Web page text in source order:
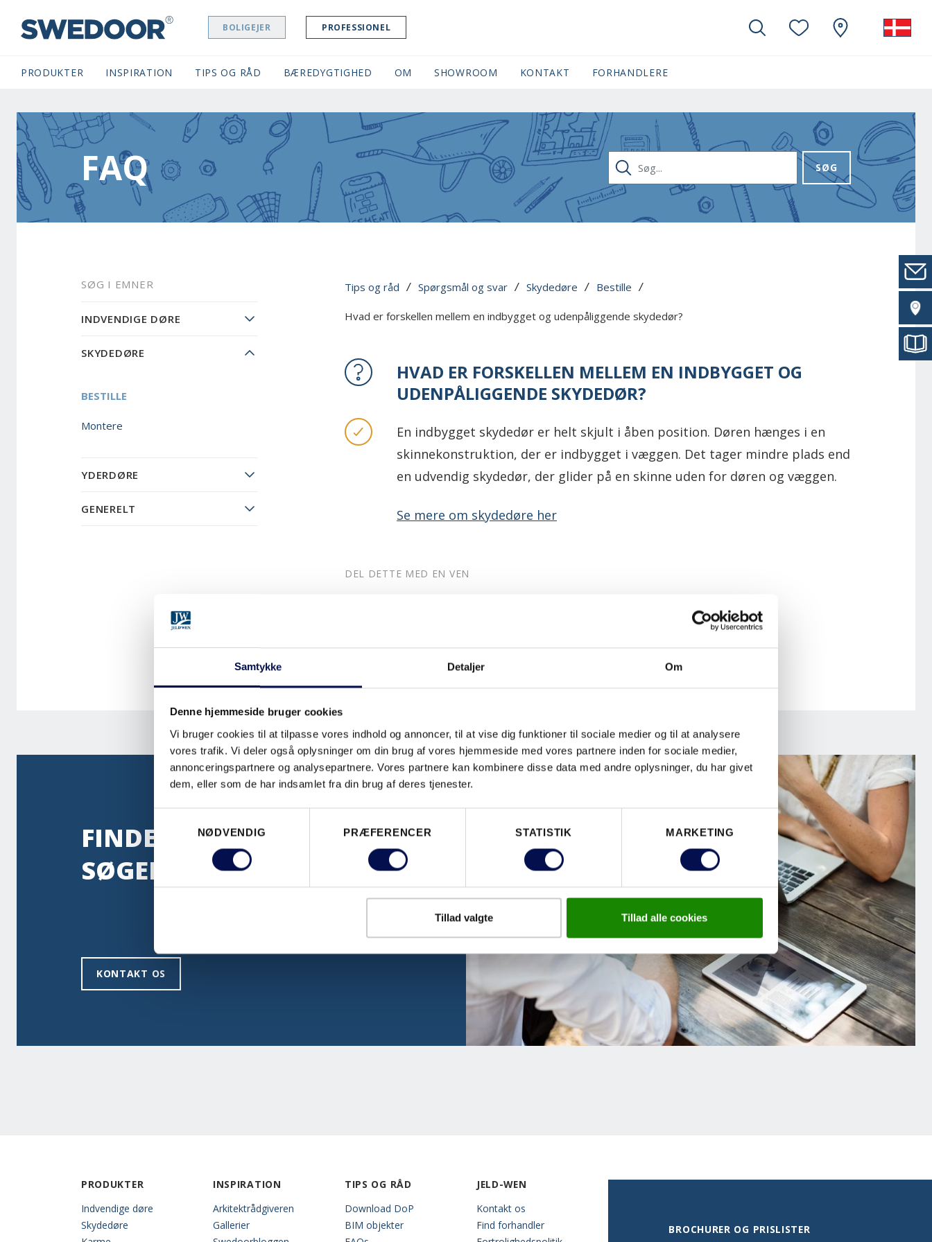
Samtykke Detaljer Om
Denne hjemmeside bruger cookies
Vi bruger cookies til at tilpasse vores indhold og annoncer, til at vise dig funktioner til sociale medier og til at analysere
vores trafik. Vi deler også oplysninger om din brug af vores hjemmeside med vores partnere inden for sociale medier,
annonceringspartnere og analysepartnere. Vores partnere kan kombinere disse data med andre oplysninger, du har givet
dem, eller som de har indsamlet fra din brug af deres tjenester.
NØDVENDIG
PRÆFERENCER STATISTIK MARKETING
Tillad valgte Tillad alle cookies
SWEDOOR NAVIGATION BOLIGEJER PROFESSIONEL
PRODUKTER INSPIRATION TIPS OG RÅD BÆREDYGTIGHED OM SHOWROOM (CURRENT)
KONTAKT FORHANDLERE
FAQ SØG...
SØG
Tips og råd / Spørgsmål og svar / Skydedøre / Bestille /
Hvad er forskellen mellem en indbygget og udenpåliggende skydedør?
HVAD ER FORSKELLEN MELLEM EN INDBYGGET OG
UDENPÅLIGGENDE SKYDEDØR?
En indbygget skydedør er helt skjult i åben position. Døren hænges i en
skinnekonstruktion, der er indbygget i væggen. Det tager mindre plads end
en udvendig skydedør, der glider på en skinne uden for døren og væggen.
Se mere om skydedøre her
DEL DETTE MED EN VEN
SØG I EMNER
INDVENDIGE DØRE
SKYDEDØRE
BESTILLE
Montere
YDERDØRE
GENERELT
FINDER DU IKKE DET DU
SØGER?
KONTAKT OS
PRODUKTER
Indvendige døre
Skydedøre
INSPIRATION
Arkitektrådgiveren
Gallerier
TIPS OG RÅD
Download DoP
BIM objekter
JELD-WEN
Kontakt os
Find forhandler
BROCHURER OG PRISLISTER